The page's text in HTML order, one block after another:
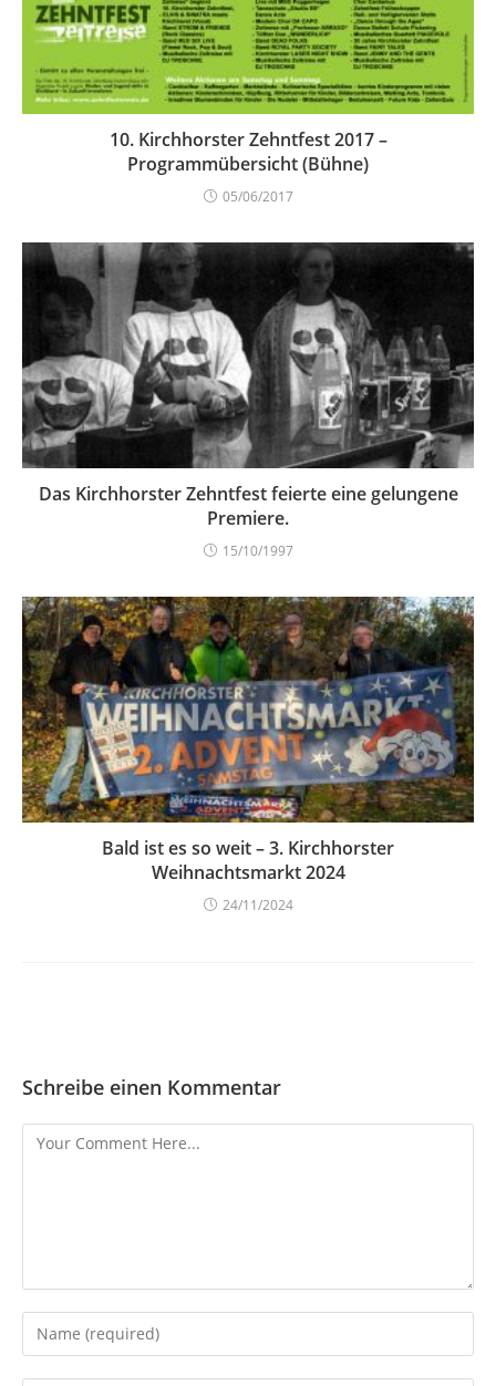
10. Kirchhorster Zehntfest 2017 –
Programmübersicht (Bühne)
05/06/2017
Das Kirchhorster Zehntfest feierte eine gelungene
Premiere.
15/10/1997
Bald ist es so weit – 3. Kirchhorster
Weihnachtsmarkt 2024
24/11/2024
Schreibe einen Kommentar